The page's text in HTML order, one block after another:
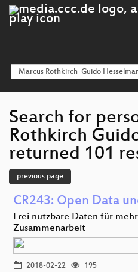
Search for
Rothkirch
returned 101
previous page
CR243: Open Data
Frei nutzbare Daten für
Zusammenarbeit
2018-02-22
195